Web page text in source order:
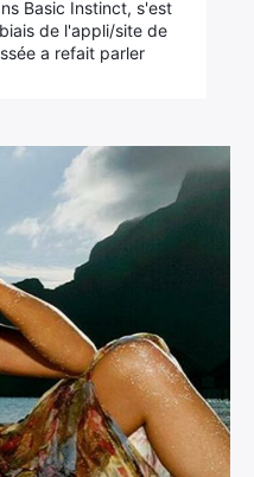
Basic Instinct, s'est
de l'appli/site de
a refait parler